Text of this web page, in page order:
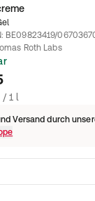
: BE09823419/
Roth Labs
Roth - Water
/ 1 l
Versand durch